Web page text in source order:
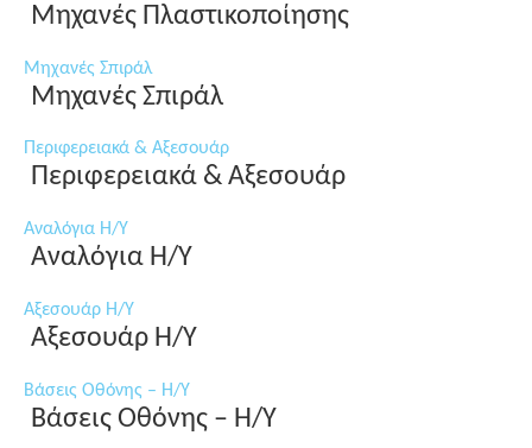
Μηχανές Πλαστικοποίησης
Μηχανές Σπιράλ
Μηχανές Σπιράλ
Περιφερειακά & Αξεσουάρ
Περιφερειακά & Αξεσουάρ
Αναλόγια Η/Υ
Αναλόγια Η/Υ
Αξεσουάρ Η/Υ
Αξεσουάρ Η/Υ
Βάσεις Οθόνης – Η/Υ
Βάσεις Οθόνης – Η/Υ